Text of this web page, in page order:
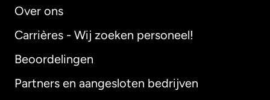
Over ons
Carrières - Wij zoeken personeel!
Beoordelingen
Partners en aangesloten bedrijven